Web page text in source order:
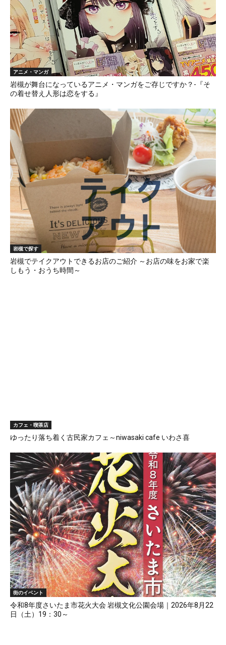
アニメ・マンガ
岩槻が舞台になっているアニメ・マンガをご存じですか？-『そ
の着せ替え人形は恋をする』
岩槻で探す
岩槻でテイクアウトできるお店のご紹介 ～お店の味をお家で楽
しもう・おうち時間～
カフェ・喫茶店
ゆったり落ち着く古民家カフェ～niwasaki cafe いわさ喜
街のイベント
令和8年度さいたま市花火大会 岩槻文化公園会場｜2026年8月22
日（土）19：30～